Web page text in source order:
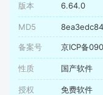
版本 6.64.0
MD5
备案号 京ICP备
性质 国产软件
授权 免费软件